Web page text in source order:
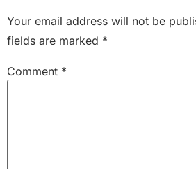
Your email address will not be
fields are marked *
Comment *